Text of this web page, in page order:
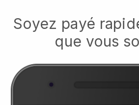
Soyez payé
que vous